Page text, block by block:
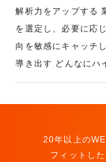
解析力をアップする
を選定し、必要に応
向を敏感にキャッチ
導き出す どんなにハ
20年以上の
フィットし